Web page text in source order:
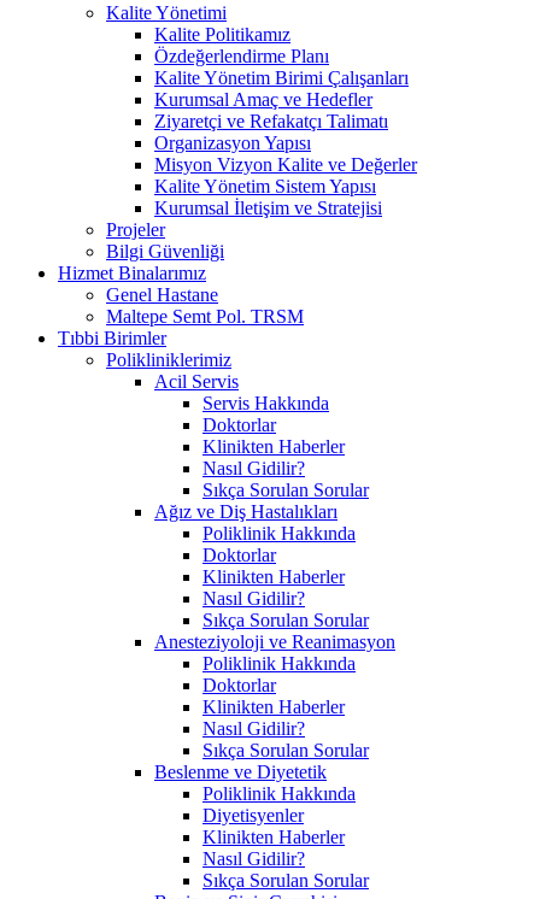
Kalite Yönetimi
Kalite Politikamız
Özdeğerlendirme Planı
Kalite Yönetim Birimi Çalışanları
Kurumsal Amaç ve Hedefler
Ziyaretçi ve Refakatçı Talimatı
Organizasyon Yapısı
Misyon Vizyon Kalite ve Değerler
Kalite Yönetim Sistem Yapısı
Kurumsal İletişim ve Stratejisi
Projeler
Bilgi Güvenliği
Hizmet Binalarımız
Genel Hastane
Maltepe Semt Pol. TRSM
Tıbbi Birimler
Polikliniklerimiz
Acil Servis
Servis Hakkında
Doktorlar
Klinikten Haberler
Nasıl Gidilir?
Sıkça Sorulan Sorular
Ağız ve Diş Hastalıkları
Poliklinik Hakkında
Doktorlar
Klinikten Haberler
Nasıl Gidilir?
Sıkça Sorulan Sorular
Anesteziyoloji ve Reanimasyon
Poliklinik Hakkında
Doktorlar
Klinikten Haberler
Nasıl Gidilir?
Sıkça Sorulan Sorular
Beslenme ve Diyetetik
Poliklinik Hakkında
Diyetisyenler
Klinikten Haberler
Nasıl Gidilir?
Sıkça Sorulan Sorular